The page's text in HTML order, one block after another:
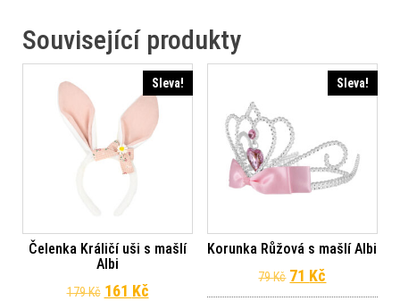
Související produkty
Sleva!
Čelenka Králičí uši s mašlí
Albi
179Kč Původní cena byla: 179 Kč.
161 KčAktuální cena je: 161 Kč.
Sleva!
Korunka Růžová s mašlí Albi
79Kč Původní cena
71 Kč